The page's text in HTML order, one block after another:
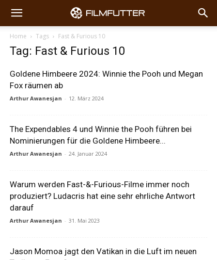
Home Tags Fast & Furious 10
Tag: Fast & Furious 10
Goldene Himbeere 2024: Winnie the Pooh und Megan
Fox räumen ab
Arthur Awanesjan - 12. März 2024
The Expendables 4 und Winnie the Pooh führen bei
Nominierungen für die Goldene Himbeere...
Arthur Awanesjan - 24. Januar 2024
Warum werden Fast-&-Furious-Filme immer noch
produziert? Ludacris hat eine sehr ehrliche Antwort
darauf
Arthur Awanesjan - 31. Mai 2023
Jason Momoa jagt den Vatikan in die Luft im neuen